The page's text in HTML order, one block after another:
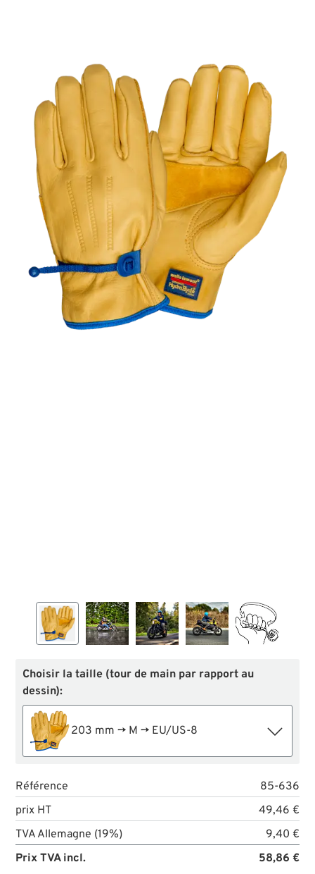
Choisir la taille (tour de main par rapport au
dessin):
203 mm → M → EU/US-8
Référence
85-636
prix HT
49,46 €
TVA Allemagne (19%)
9,40 €
Prix TVA incl.
58,86 €